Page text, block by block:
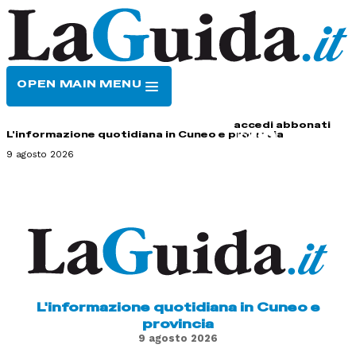
OPEN MAIN MENU
accedi abbonati
L'informazione quotidiana in Cuneo e provincia
9 agosto 2026
L'informazione quotidiana in Cuneo e
provincia
9 agosto 2026